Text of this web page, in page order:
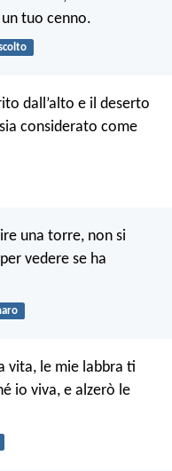
tuo cenno.
dall’alto e il deserto
considerato come
una torre, non si
vedere se ha
vita, le mie labbra ti
io viva, e alzerò le